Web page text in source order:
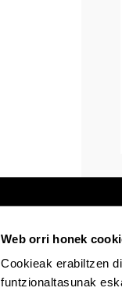
Web orri honek
Cookieak erabiltzen
funtzionaltasunak